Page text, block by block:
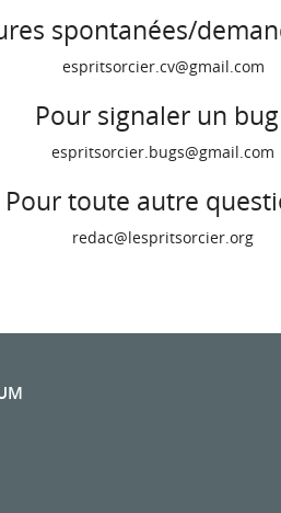
spontanées/
espritsorcier.cv@gmail.com
Pour signaler un
espritsorcier.bugs@gmail.com
Pour toute autre
redac@lespritsorcier.org